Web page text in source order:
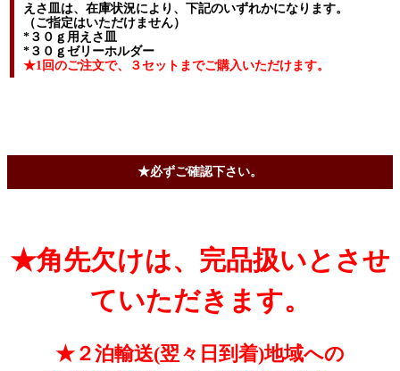
えさ皿は、在庫状況により、下記のいずれかになります。
（ご指定はいただけません）
*３０ｇ用えさ皿
*３０ｇゼリーホルダー
★1回のご注文で、３セットまでご購入いただけます。
★必ずご確認下さい。
★角先欠けは、完品扱いとさせ
ていただきます。
★２泊輸送(翌々日到着)地域への